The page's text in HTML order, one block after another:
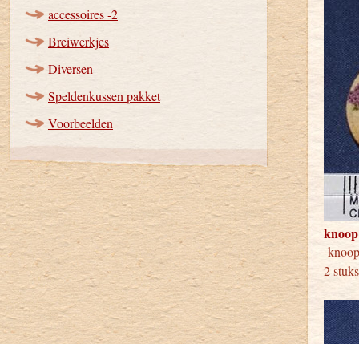
accessoires -2
Breiwerkjes
Diversen
Speldenkussen pakket
Voorbeelden
2